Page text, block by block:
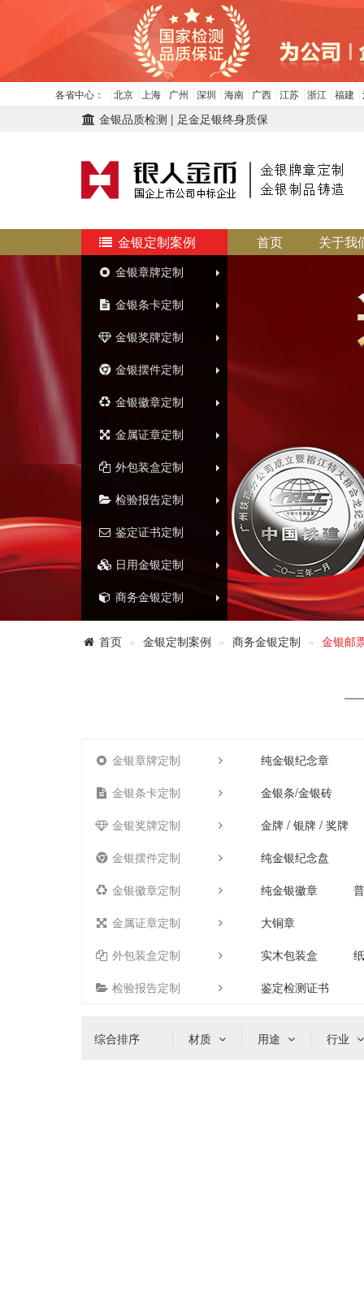
各省中心： 北京 上海 广州 深圳 海南 广西 江苏 浙江 福建
金银品质检测 | 足金足银终身质保
金银定制案例
金银章牌定制
金银条卡定制
金银奖牌定制
金银摆件定制
金银徽章定制
金属证章定制
外包装盒定制
检验报告定制
鉴定证书定制
日用金银定制
商务金银定制
首页 关于我
首页 金银定制案例 商务金银定制 金银邮
金银章牌定制
纯金银纪念章
金银条卡定制
金银条/金银砖
金银奖牌定制
金牌 / 银牌 / 奖牌
金银摆件定制
纯金银纪念盘
金银徽章定制
纯金银徽章
金属证章定制
大铜章
外包装盒定制
实木包装盒
检验报告定制
鉴定检测证书
综合排序 材质 用途 行业